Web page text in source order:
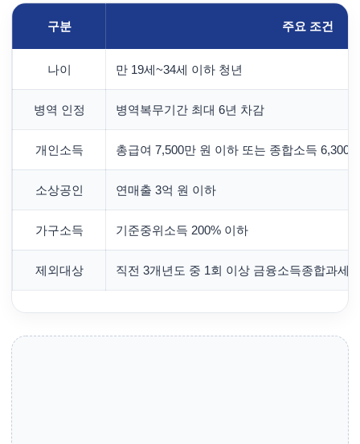
구분 주요 조건
나이 만 19세~34세 이하 청년
병역 인정 병역복무기간 최대 6년 차감
개인소득 총급여 7,500만 원 이하 또는 종합소득 6,300
소상공인 연매출 3억 원 이하
가구소득 기준중위소득 200% 이하
제외대상 직전 3개년도 중 1회 이상 금융소득종합과세